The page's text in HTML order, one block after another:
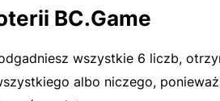
BC.Game
wszystkie 6 liczb,
albo niczego,